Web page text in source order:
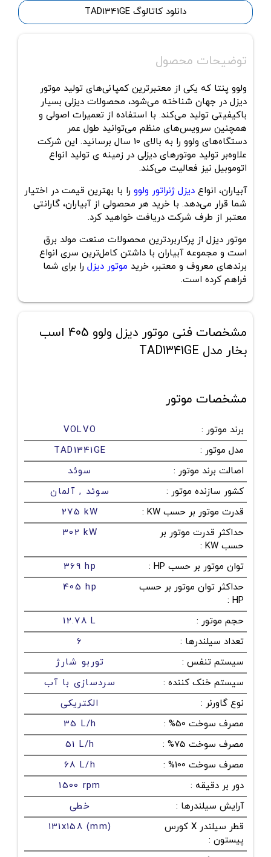
دانلود کاتالوگ TAD1341GE
توضیحات محصول
ولوو پنتا که یکی از معتبرترین کمپانی‌های تولید موتور
دیزل در جهان شناخته می‌شود، محصولات دیزلی بسیار
باکیفیتی تولید می‌کند. با استفاده از تعمیرات اصولی و
همچنین سرویس‌های منظم می‌توانید طول عمر
دستگاه‌های ولوو را به بالای 10 سال برسانید. این شرکت
علاوه‌بر تولید موتورهای دیزلی در زمینه ی تولید انواع
اتوموبیل نیز فعالیت می‌کند.
آبیاران، انواع دیزل ژنراتور ولوو را با بهترین قیمت در اختیار
شما قرار می‌دهد. با خرید هر محصولی از آبیاران، گارانتی
معتبر از طرف شرکت دریافت خواهید کرد.
موتور دیزل از پرکاربردترین محصولات صنعت مولد برق
است و مجموعه آبیاران با داشتن کامل‌ترین سری انواع
برندهای معروف و معتبر، خرید موتور دیزل را برای شما
فراهم کرده است.
مشخصات فنی موتور دیزل ولوو 405 اسب
بخار مدل TAD1341GE
مشخصات موتور
برند موتور :
VOLVO
مدل موتور :
TAD1341GE
اصالت برند موتور :
سوئد
کشور سازنده موتور :
سوئد , آلمان
قدرت موتور بر حسب KW
:
275 kW
حداکثر قدرت موتور بر
حسب KW
:
302 kW
توان موتور بر حسب HP :
369 hp
حداکثر توان موتور بر حسب
HP
:
405 hp
حجم موتور :
12.78 L
تعداد سیلندرها :
6
سیستم تنفس :
توربو شارژ
سیستم خنک کننده :
سردسازی با آب
نوع گاورنر :
الکتریکی
مصرف سوخت 50%
:
35 L/h
مصرف سوخت 75%
:
51 L/h
مصرف سوخت 100%
:
68 L/h
دور بر دقیقه :
1500 rpm
آرایش سیلندرها :
خطی
قطر سیلندر X کورس
پیستون :
131x158 (mm)